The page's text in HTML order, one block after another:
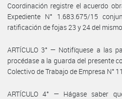
Coordinación registre el acuerdo
Expediente N° 1.683.675/15
ratificación de fojas 23 y 24 del
ARTÍCULO 3° — Notifíquese a las
procédase a la guarda del presente
Colectivo de Trabajo de Empresa N°
ARTÍCULO 4° — Hágase saber